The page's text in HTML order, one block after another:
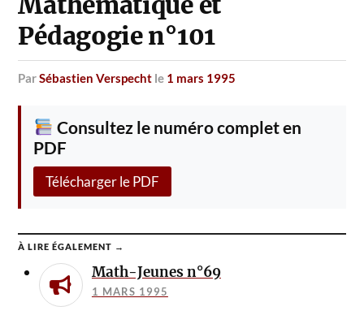
Pédagogie n°101
parSébastien Verspecht le 1 mars 1995
Consultez le numéro complet en
PDF
Télécharger le PDF
À LIRE ÉGALEMENT →
Math-Jeunes n°69
1 MARS 1995